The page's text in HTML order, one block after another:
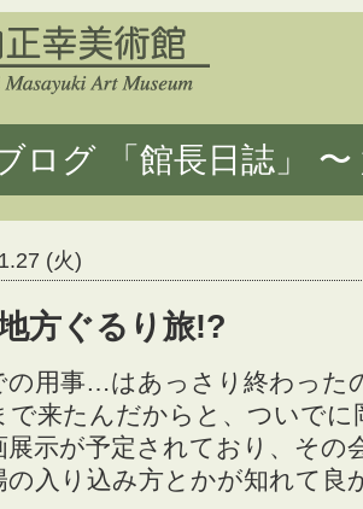
ログ 「館長日誌」
(火)
方ぐるり旅!?
の用事…はあっさり終わった
で来たんだからと、ついでに
展示が予定されており、その
の入り込み方とかが知れて良